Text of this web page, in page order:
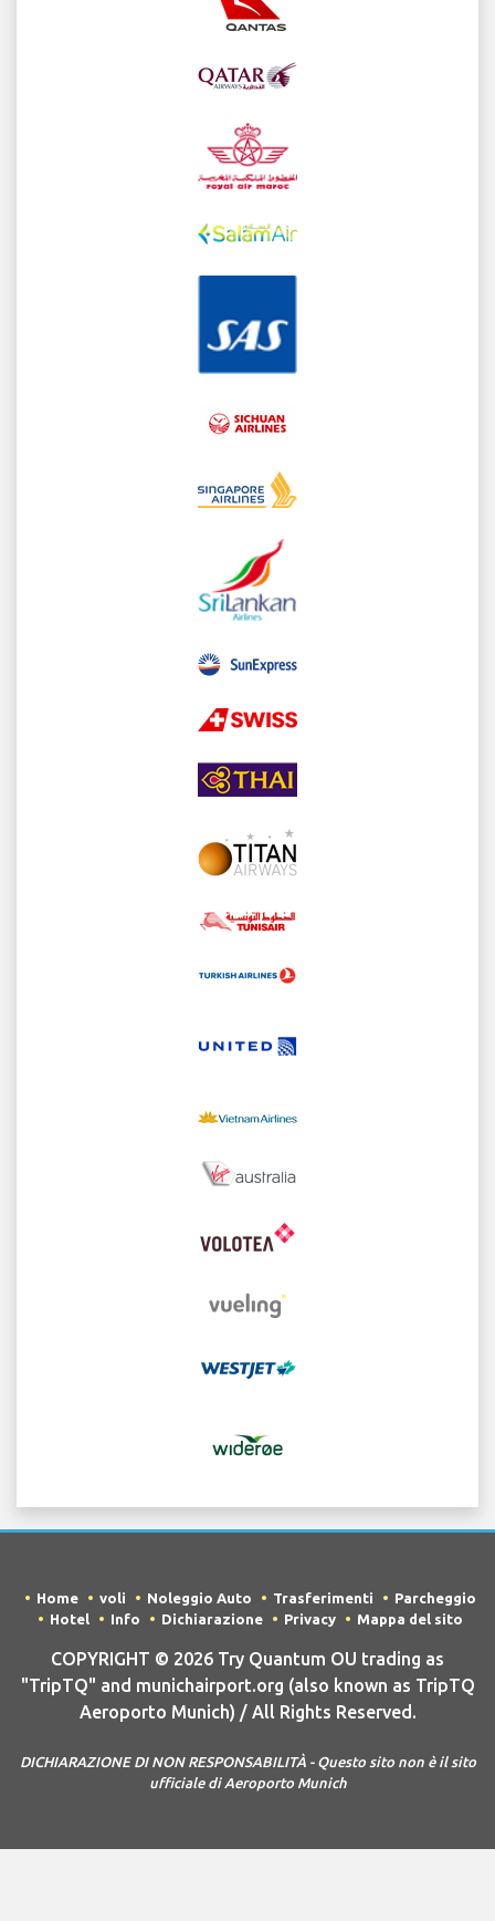
Home voli Noleggio Auto Trasferimenti
Parcheggio
Hotel
Info Dichiarazione Privacy Mappa del sito
COPYRIGHT © 2026 Try Quantum OU trading as
"TripTQ" and munichairport.org (also known as TripTQ
Aeroporto Munich) / All Rights Reserved.
DICHIARAZIONE DI NON RESPONSABILITÀ - Questo sito non è il sito
ufficiale di Aeroporto Munich